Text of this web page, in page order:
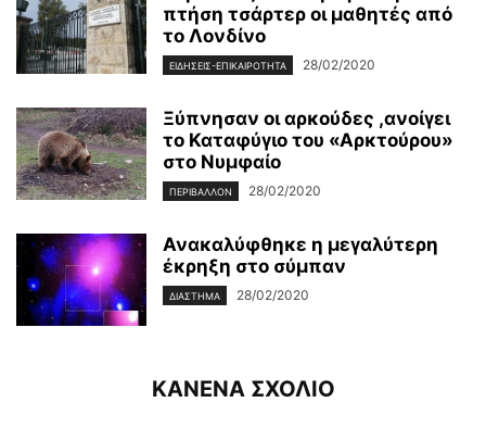
πτήση τσάρτερ οι μαθητές από
το Λονδίνο
ΕΙΔΉΣΕΙΣ-ΕΠΙΚΑΙΡΌΤΗΤΑ 28/02/2020
Ξύπνησαν οι αρκούδες ,ανοίγει
το Καταφύγιο του «Αρκτούρου»
στο Νυμφαίο
ΠΕΡΙΒΆΛΛΟΝ 28/02/2020
Ανακαλύφθηκε η μεγαλύτερη
έκρηξη στο σύμπαν
ΔΙΆΣΤΗΜΑ 28/02/2020
ΚΑΝΕΝΑ ΣΧΟΛΙΟ